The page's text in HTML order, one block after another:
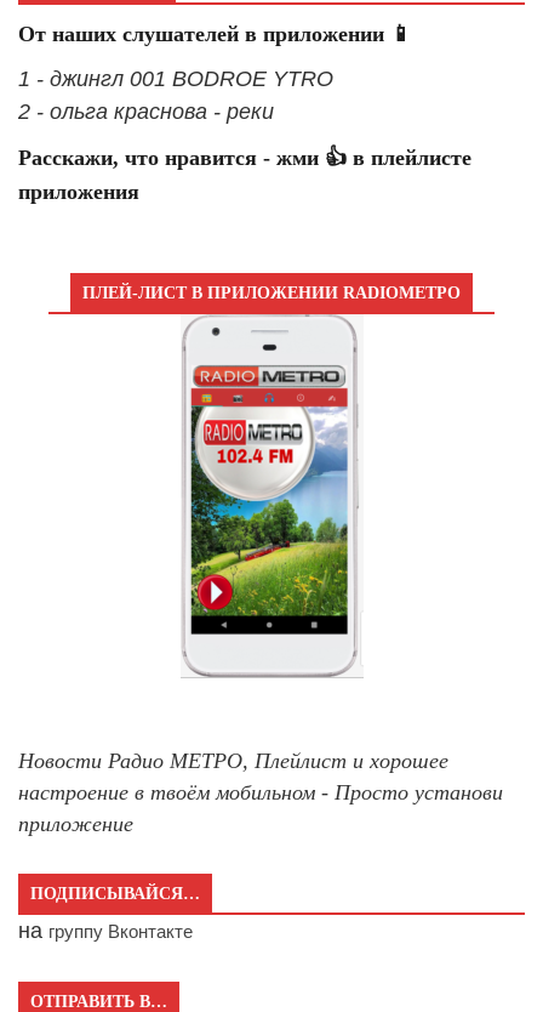
От наших слушателей в приложении 📱
1 - джингл 001 BODROE YTRO
2 - ольга краснова - реки
Расскажи, что нравится - жми 👍 в плейлисте
приложения
ПЛЕЙ-ЛИСТ В ПРИЛОЖЕНИИ RADIOМЕТРО
Новости Радио МЕТРО, Плейлист и хорошее
настроение в твоём мобильном - Просто установи
приложение
ПОДПИСЫВАЙСЯ…
на группу Вконтакте
ОТПРАВИТЬ В…